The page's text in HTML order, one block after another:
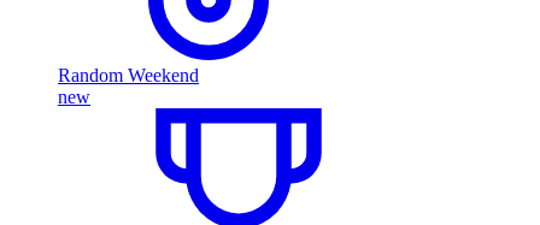
Random Weekend
new